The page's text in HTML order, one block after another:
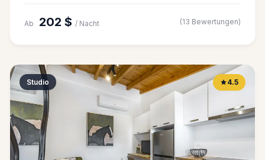
Ab 202 $ / Nacht (13 Bewertungen)
Studio 4.5